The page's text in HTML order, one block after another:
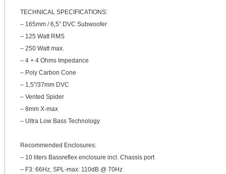
TECHNICAL SPECIFICATIONS:
– 165mm / 6,5″ DVC Subwoofer
– 125 Watt RMS
– 250 Watt max.
– 4 + 4 Ohms Impedance
– Poly Carbon Cone
– 1,5″/37mm DVC
– Vented Spider
– 8mm X-max
– Ultra Low Bass Technology
Recommended Enclosures:
– 10 liters Bassreflex enclosure incl. Chassis port
– F3: 66Hz, SPL-max: 110dB @ 70Hz